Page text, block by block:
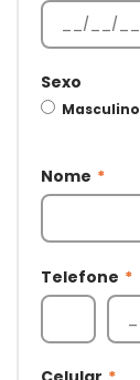
Sexo
Masculino
Nome *
Telefone *